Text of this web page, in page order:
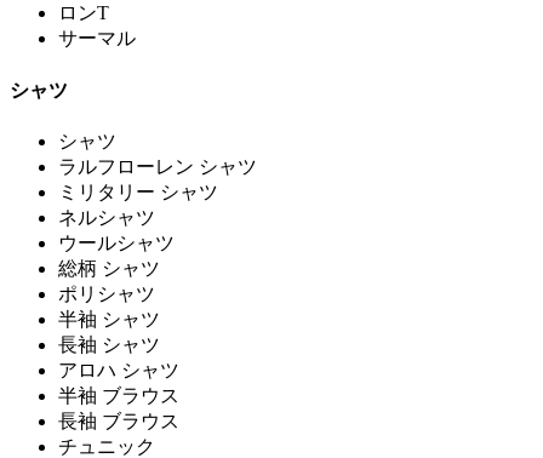
ロンT
サーマル
シャツ
シャツ
ラルフローレン シャツ
ミリタリー シャツ
ネルシャツ
ウールシャツ
総柄 シャツ
ポリシャツ
半袖 シャツ
長袖 シャツ
アロハ シャツ
半袖 ブラウス
長袖 ブラウス
チュニック